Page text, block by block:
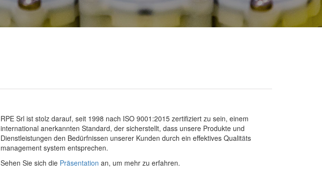
RPE Srl ist stolz darauf, seit 1998 nach ISO 9001:2015 zertifiziert zu sein, einem
international anerkannten Standard, der sicherstellt, dass unsere Produkte und
Dienstleistungen den Bedürfnissen unserer Kunden durch ein effektives Qualitäts
management system entsprechen.
Sehen Sie sich die Präsentation an, um mehr zu erfahren.